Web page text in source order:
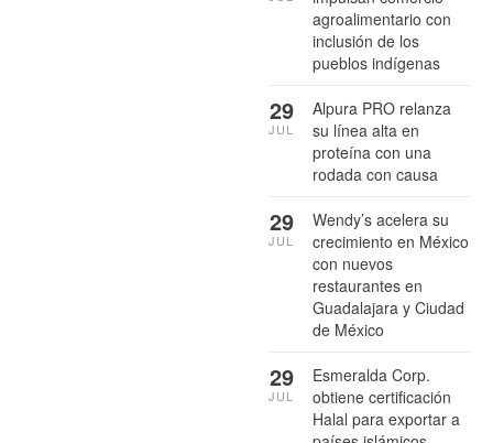
agroalimentario con
inclusión de los
pueblos indígenas
Alpura PRO relanza
su línea alta en
proteína con una
rodada con causa
29
JUL
Wendy’s acelera su
crecimiento en México
con nuevos
restaurantes en
Guadalajara y Ciudad
de México
29
JUL
Esmeralda Corp.
obtiene certificación
Halal para exportar a
29
JUL